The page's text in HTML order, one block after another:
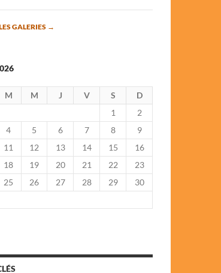
GALERIES →
M M J V S
D
1
2
4 5 6 7 8
9
11 12 13 14 15
16
18 19 20 21 22
23
25 26 27 28 29
30